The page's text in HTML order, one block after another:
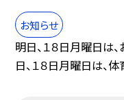
お知らせ
明日、１８日月曜日は
日、１８日月曜日は、